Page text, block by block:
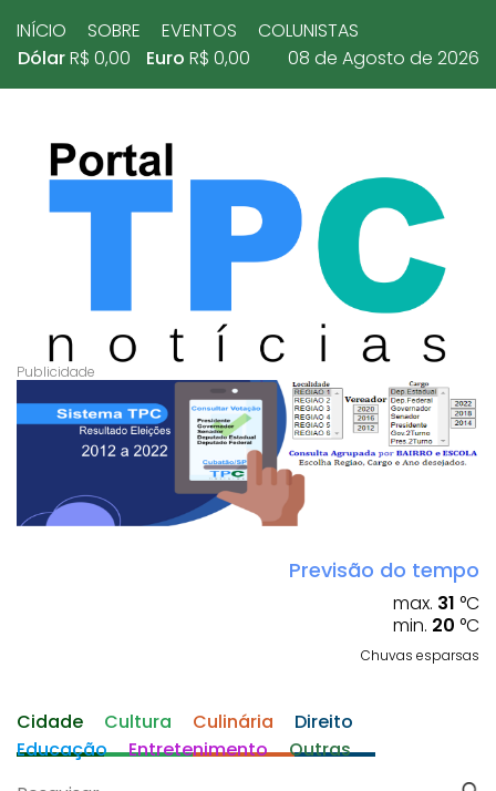
INÍCIO SOBRE EVENTOS
COLUNISTAS
DólarR$ 0,00 Euro R$ 0,00 08 de Agosto de 2026
Previsão do tempo
max. 31 °C
min. 20 °C
Chuvas esparsas
Cidade Cultura Culinária
Direito
Educação
Entretenimento Outras